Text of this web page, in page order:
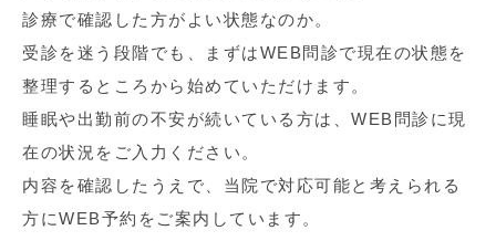
診療で確認した方がよい状態なのか。
受診を迷う段階でも、まずはWEB問診で現在の状態を
整理するところから始めていただけます。
睡眠や出勤前の不安が続いている方は、WEB問診に現
在の状況をご入力ください。
内容を確認したうえで、当院で対応可能と考えられる
方にWEB予約をご案内しています。